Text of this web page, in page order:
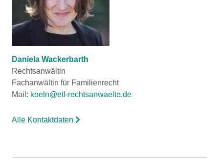
Daniela Wackerbarth
Rechtsanwältin
Fachanwältin für Familienrecht
Mail: koeln@etl-rechtsanwaelte.de
Alle Kontaktdaten